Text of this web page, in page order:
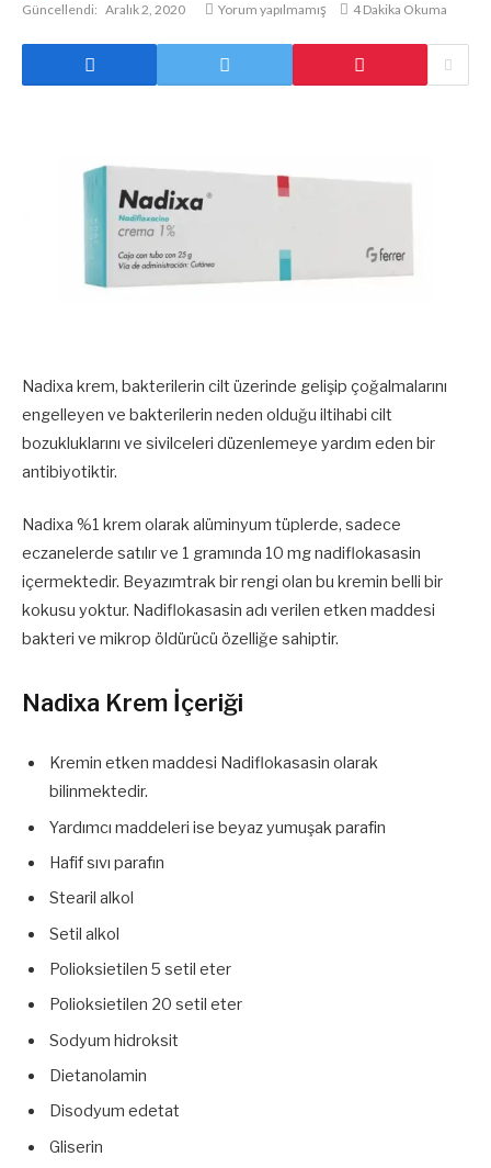
Güncellendi: Aralık 2, 2020 Yorum yapılmamış 4 Dakika Okuma
Nadixa krem, bakterilerin cilt üzerinde gelişip çoğalmalarını
engelleyen ve bakterilerin neden olduğu iltihabi cilt
bozukluklarını ve sivilceleri düzenlemeye yardım eden bir
antibiyotiktir.
Nadixa %1 krem olarak alüminyum tüplerde, sadece
eczanelerde satılır ve 1 gramında 10 mg nadiflokasasin
içermektedir. Beyazımtrak bir rengi olan bu kremin belli bir
kokusu yoktur. Nadiflokasasin adı verilen etken maddesi
bakteri ve mikrop öldürücü özelliğe sahiptir.
Nadixa Krem İçeriği
Kremin etken maddesi Nadiflokasasin olarak
bilinmektedir.
Yardımcı maddeleri ise beyaz yumuşak parafin
Hafif sıvı parafın
Stearil alkol
Setil alkol
Polioksietilen 5 setil eter
Polioksietilen 20 setil eter
Sodyum hidroksit
Dietanolamin
Disodyum edetat
Gliserin